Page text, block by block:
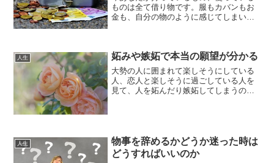
ものは全て借り物です。服もカバンもお
金も、自分の物のように感じてしまいま
円も持っていくことは出...
人生 妬みや嫉妬で本当の願望が分かる
大勢の人に囲まれて楽しそうにしている
人、恋人と楽しそうに過ごしている人を
見て、人を妬んだり嫉妬してしまうの
人生
物事を辞めるかどうか迷った時は
どうすればいいのか